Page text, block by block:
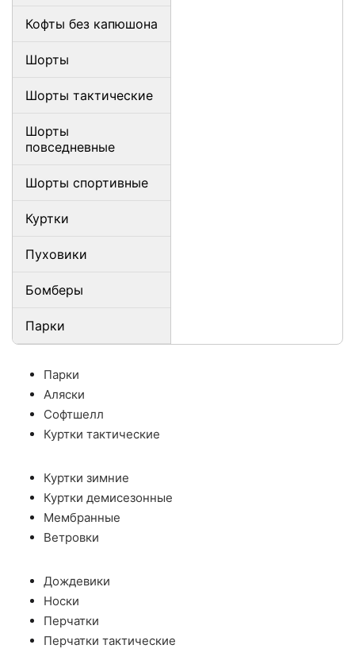
Кофты без капюшона
Шорты
Шорты тактические
Шорты
повседневные
Шорты спортивные
Куртки
Пуховики
Бомберы
Парки
Парки
Аляски
Софтшелл
Куртки тактические
Куртки зимние
Куртки демисезонные
Мембранные
Ветровки
Дождевики
Носки
Перчатки
Перчатки тактические